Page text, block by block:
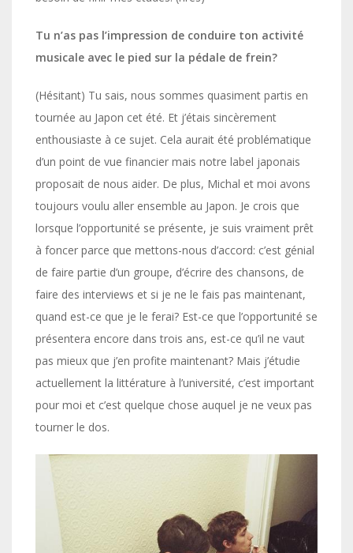
Tu n’as pas l’impression de conduire ton activité
musicale avec le pied sur la pédale de frein?
(Hésitant) Tu sais, nous sommes quasiment partis en
tournée au Japon cet été. Et j’étais sincèrement
enthousiaste à ce sujet. Cela aurait été problématique
d’un point de vue financier mais notre label japonais
proposait de nous aider. De plus, Michal et moi avons
toujours voulu aller ensemble au Japon. Je crois que
lorsque l’opportunité se présente, je suis vraiment prêt
à foncer parce que mettons-nous d’accord: c’est génial
de faire partie d’un groupe, d’écrire des chansons, de
faire des interviews et si je ne le fais pas maintenant,
quand est-ce que je le ferai? Est-ce que l’opportunité se
présentera encore dans trois ans, est-ce qu’il ne vaut
pas mieux que j’en profite maintenant? Mais j’étudie
actuellement la littérature à l’université, c’est important
pour moi et c’est quelque chose auquel je ne veux pas
tourner le dos.